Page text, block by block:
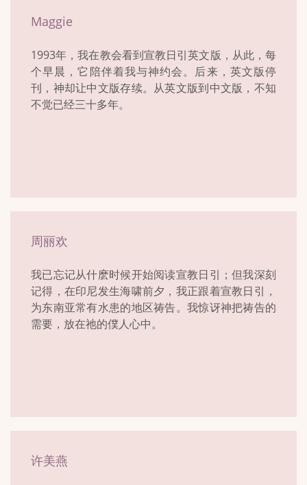
Maggie
1993年，我在教会看到宣教日引英文版，从此，每
个早晨，它陪伴着我与神约会。后来，英文版停
刊，神却让中文版存续。从英文版到中文版，不知
不觉已经三十多年。
周丽欢
我已忘记从什麽时候开始阅读宣教日引；但我深刻
记得，在印尼发生海啸前夕，我正跟着宣教日引，
为东南亚常有水患的地区祷告。我惊讶神把祷告的
需要，放在祂的僕人心中。
许美燕